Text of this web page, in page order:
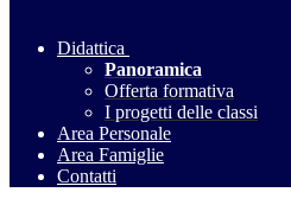
Didattica
Panoramica
Offerta formativa
I progetti delle classi
Area Personale
Area Famiglie
Contatti